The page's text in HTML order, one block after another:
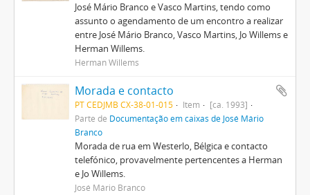
José Mário Branco e Vasco Martins, tendo como
assunto o agendamento de um encontro a realizar
entre José Mário Branco, Vasco Martins, Jo Willems e
Herman Willems.
Herman Willems
Morada e contacto
PT CEDJMB CX-38-01-015 Item
[ca. 1993]
Parte de Documentação em caixas de José Mário
Branco
Morada de rua em Westerlo, Bélgica e contacto
telefónico, provavelmente pertencentes a Herman
e Jo Willems.
José Mário Branco